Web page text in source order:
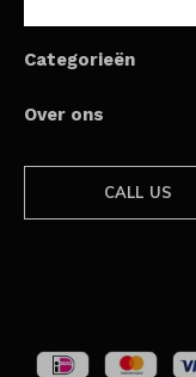
Categorieën
Over ons
CALL US